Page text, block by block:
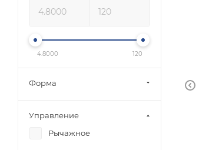
4.8000 120
Форма
Управление
Рычажное